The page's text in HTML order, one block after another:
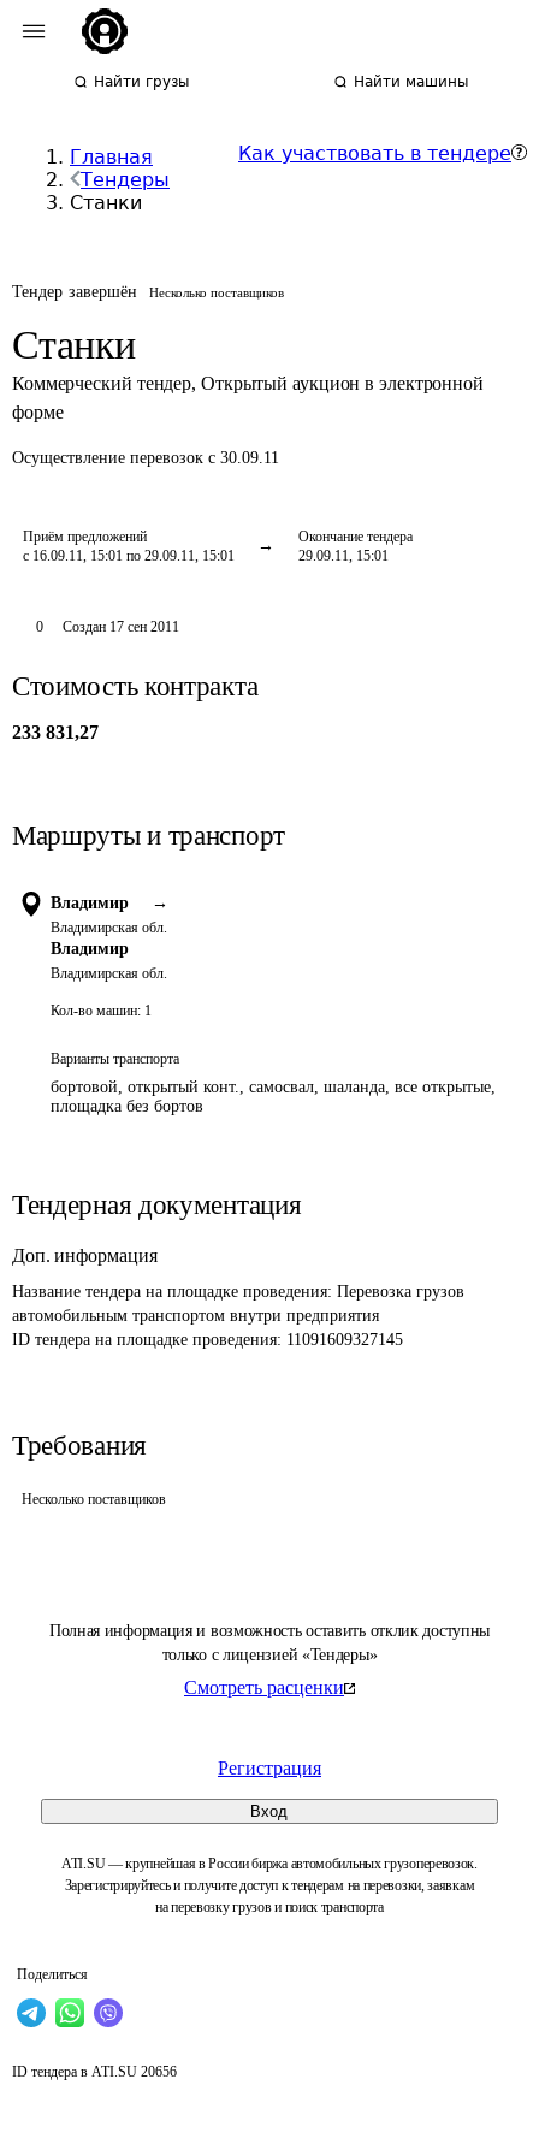
Найти грузы Найти машины
Главная
Тендеры
Станки
Как участвовать в тендере
Тендер завершён Несколько поставщиков
Станки
Коммерческий тендер, Открытый аукцион в электронной
форме
Осуществление перевозок с 30.09.11
Приём предложений
с 16.09.11, 15:01 по 29.09.11, 15:01
Окончание тендера
29.09.11, 15:01
Полная информация и возможность оставить отклик доступны
только с лицензией «Тендеры»
Смотреть расценки
Регистрация
Вход
ATI.SU — крупнейшая в России биржа автомобильных грузоперевозок.
Зарегистрируйтесь и получите доступ к тендерам на перевозки, заявкам
на перевозку грузов и поиск транспорта
Поделиться
0 Создан 17 сен 2011
Стоимость контракта
233 831,27
Маршруты и транспорт
Владимир →
Владимирская обл.
Владимир
Владимирская обл.
Кол-во машин: 1
Варианты транспорта
бортовой, открытый конт., самосвал, шаланда, все открытые,
площадка без бортов
Тендерная документация
Доп. информация
Название тендера на площадке проведения: Перевозка грузов
автомобильным транспортом внутри предприятия
ID тендера на площадке проведения: 11091609327145
Требования
Несколько поставщиков
ID тендера в ATI.SU 20656